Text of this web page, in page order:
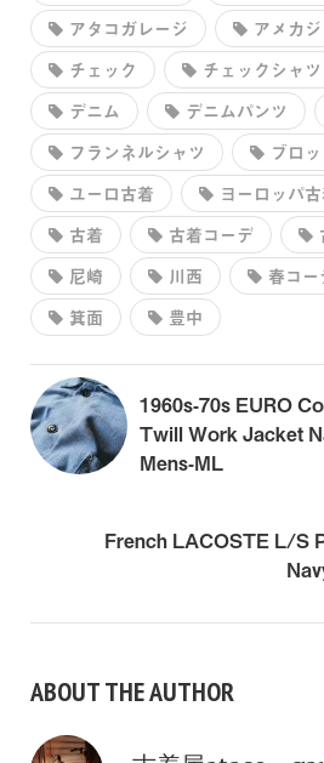
アタコガレージ
アメカジ
チェック
チェックシャツ
デニム
デニムパンツ
フランネルシャツ
ブロ
ユーロ古着
ヨーロッパ
古着
古着コーデ
尼崎
川西 春コー
箕面
豊中
1960s-70s EURO
Twill Work Jacket
Mens-ML
French LACOSTE L/S
ABOUT THE AUTHOR